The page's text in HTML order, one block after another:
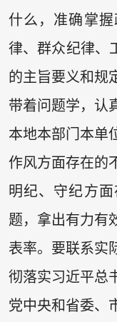
什么，准确掌
律、群众纪律、
的主旨要义和规
带着问题学，认
本地本部门本单
作风方面存在的
明纪、守纪方
题，拿出有力有
表率。要联系实
彻落实习近平总
党中央和省委、